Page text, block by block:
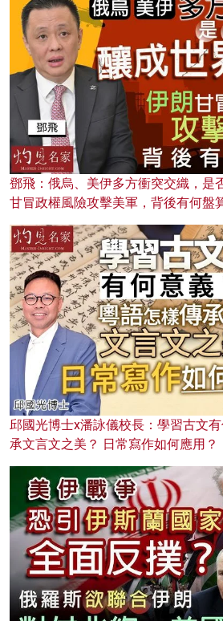
鄧飛：俄烏、美伊多方衝突交織，是
甘冒政權風險攻擊美軍，背後有何盤
邱國光博士x潘詠儀校長：學習古文
承文言文之美？ 日常寫作如何應用？